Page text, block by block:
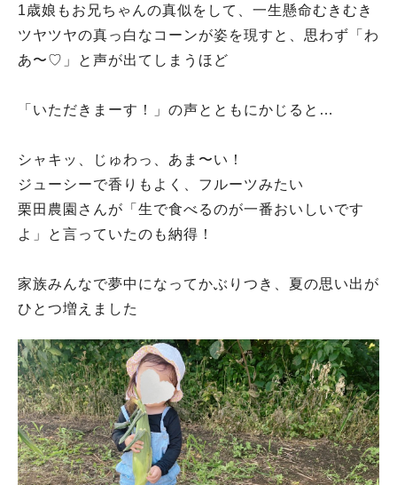
1歳娘もお兄ちゃんの真似をして、一生懸命むきむき
ツヤツヤの真っ白なコーンが姿を現すと、思わず「わ
あ〜♡」と声が出てしまうほど
「いただきまーす！」の声とともにかじると…
シャキッ、じゅわっ、あま〜い！
ジューシーで香りもよく、フルーツみたい
栗田農園さんが「生で食べるのが一番おいしいです
よ」と言っていたのも納得！
家族みんなで夢中になってかぶりつき、夏の思い出が
ひとつ増えました